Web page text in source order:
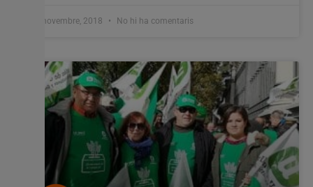
6 novembre, 2018 No hi ha comentaris